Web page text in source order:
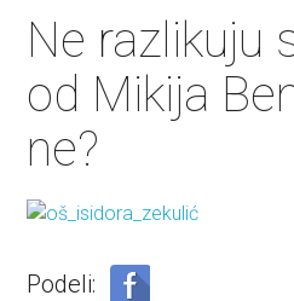
Ne razlikuju
od Mikija
ne?
Podeli: